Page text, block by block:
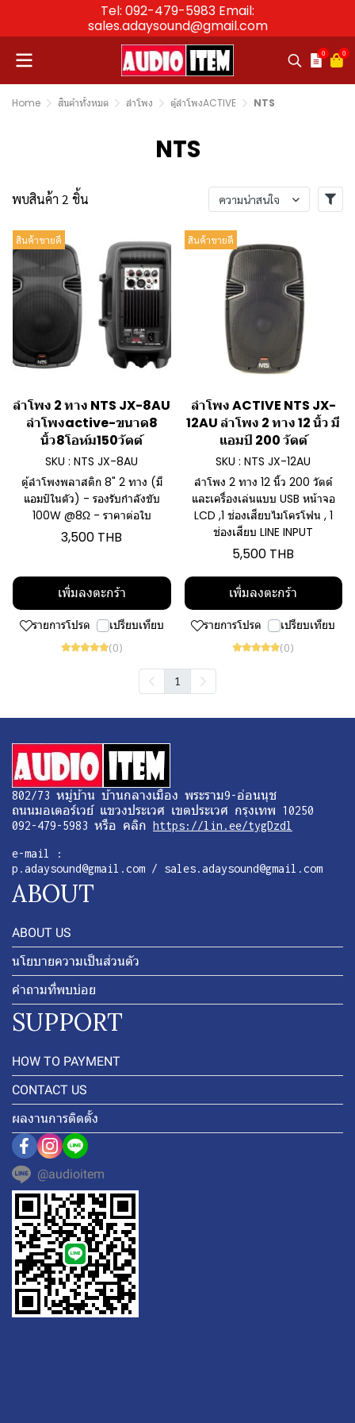
Tel: 092-479-5983 Email:
sales.adaysound@gmail.com
0 0
Home สินค้าทั้งหมด ลำโพง ตู้ลำโพงACTIVE NTS
NTS
พบสินค้า 2 ชิ้น ความน่าสนใจ
สินค้าขายดี
ลำโพง 2 ทาง NTS JX-8AU
ลำโพงactive-ขนาด8
นิ้ว8โอห์ม150วัตต์
SKU : NTS JX-8AU
ตู้ลำโพงพลาสติก 8" 2 ทาง (มี
แอมป์ในตัว) - รองรับกำลังขับ
100W @8Ω - ราคาต่อใบ
3,500 THB
เพิ่มลงตะกร้า
รายการโปรด เปรียบเทียบ
(0)
สินค้าขายดี
ลำโพง ACTIVE NTS JX-
12AU ลำโพง 2 ทาง 12 นิ้ว มี
แอมป์ 200 วัตต์
SKU : NTS JX-12AU
ลำโพง 2 ทาง 12 นิ้ว 200 วัตต์
และเครื่องเล่นแบบ USB หน้าจอ
LCD ,1 ช่องเสียบไมโครโฟน , 1
ช่องเสียบ LINE INPUT
5,500 THB
เพิ่มลงตะกร้า
รายการโปรด เปรียบเทียบ
(0)
1
802/73 หมู่บ้าน บ้านกลางเมือง พระราม9-อ่อนนุช
ถนนมอเตอร์เวย์ แขวงประเวศ เขตประเวศ กรุงเทพ 10250
092-479-5983 หรือ คลิก https://lin.ee/tygDzdl
e-mail :
p.adaysound@gmail.com / sales.adaysound@gmail.com
ABOUT
ABOUT US
นโยบายความเป็นส่วนตัว
คำถามที่พบบ่อย
SUPPORT
HOW TO PAYMENT
CONTACT US
ผลงานการติดตั้ง
@audioitem